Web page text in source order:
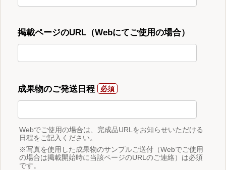
掲載ページのURL（Webにてご使用の場合）
成果物のご発送日程
Webでご使用の場合は、完成品URLをお知らせいただける
日程をご記入ください。
※写真を使用した成果物のサンプルご送付（Webでご使用
の場合は掲載開始時に当該ページのURLのご連絡）は必須
です。